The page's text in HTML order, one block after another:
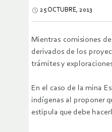
25 OCTUBRE, 2013
Mientras comisiones
derivados de los
trámites y
En el caso de la mina
indígenas al proponer
estipula que debe